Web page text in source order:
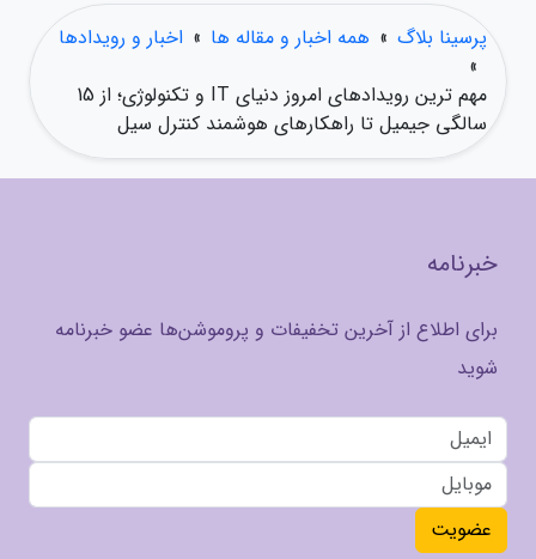
پرسینا بلاگ » همه اخبار و مقاله ها » اخبار و رویدادها
»
مهم ترین رویدادهای امروز دنیای IT و تکنولوژی؛ از 15
سالگی جیمیل تا راهکارهای هوشمند کنترل سیل
خبرنامه
برای اطلاع از آخرین تخفیفات و پروموشن‌ها عضو خبرنامه
شوید
عضویت